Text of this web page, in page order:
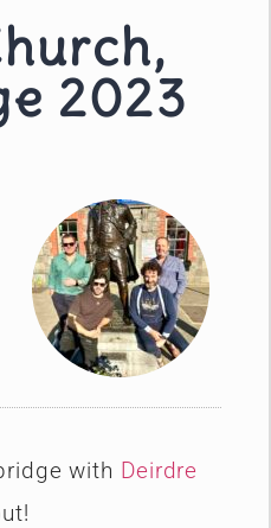
2023
with Deirdre